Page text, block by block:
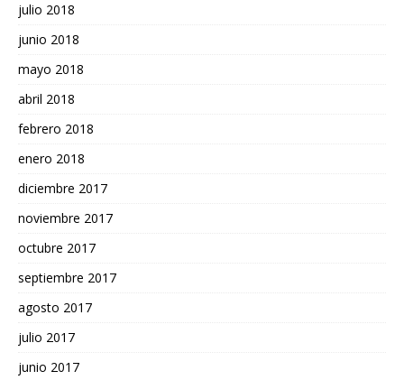
julio 2018
junio 2018
mayo 2018
abril 2018
febrero 2018
enero 2018
diciembre 2017
noviembre 2017
octubre 2017
septiembre 2017
agosto 2017
julio 2017
junio 2017